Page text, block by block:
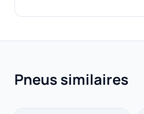
Pneus similaires